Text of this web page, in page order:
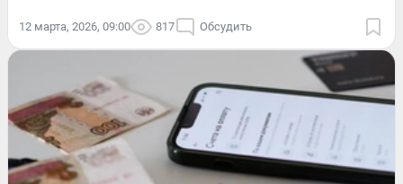
12 марта, 2026, 09:00 817 Обсудить